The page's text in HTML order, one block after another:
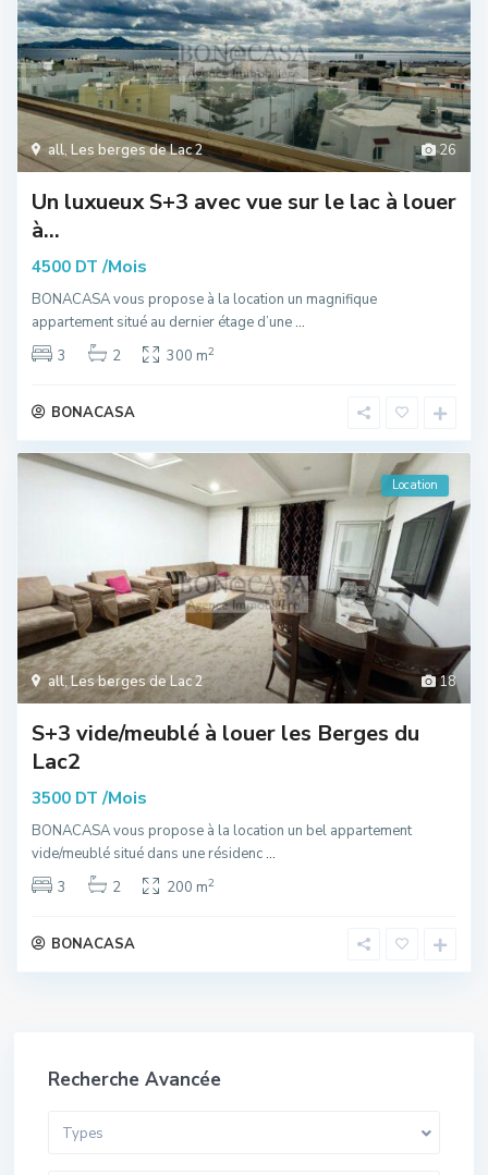
26
all, Les berges de Lac 2
Un luxueux S+3 avec vue sur le lac à louer
à...
4500 DT /Mois
BONACASA vous propose à la location un magnifique
appartement situé au dernier étage d’une...
3
2 300 m2
BONACASA
18
all,Les berges de Lac 2
Location
S+3 vide/meublé à louer les Berges du
Lac2
3500 DT /Mois
BONACASA vous propose à la location un bel appartement
vide/meublé situé dans une résidenc...
3
2 200 m2
BONACASA
Recherche Avancée
Types